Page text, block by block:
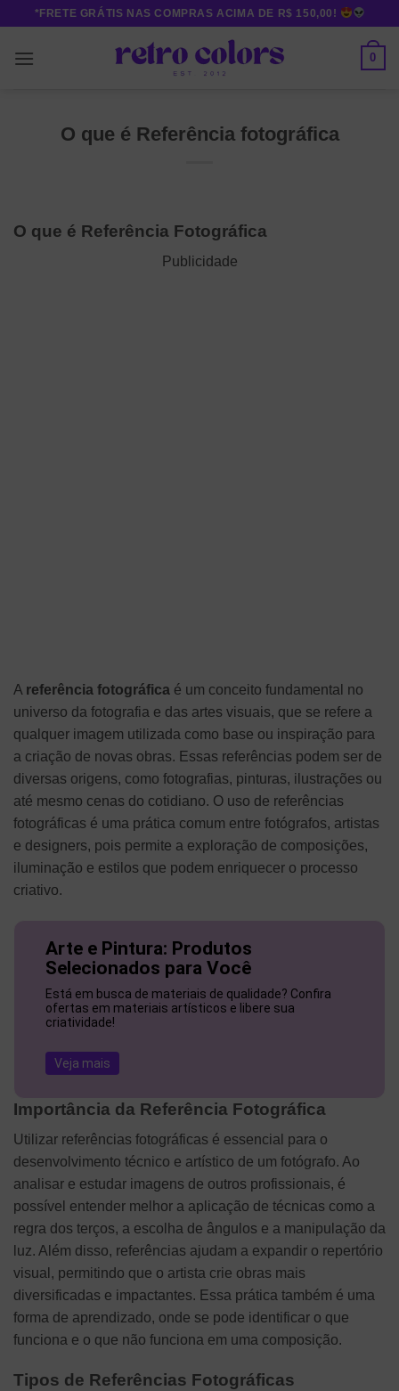
content
*FRETE GRÁTIS NAS COMPRAS ACIMA DE R$ 150,00!
0
O que é Referência fotográfica
O que é Referência Fotográfica
Publicidade
A referência fotográfica é um conceito fundamental no
universo da fotografia e das artes visuais, que se refere a
qualquer imagem utilizada como base ou inspiração para
a criação de novas obras. Essas referências podem ser de
diversas origens, como fotografias, pinturas, ilustrações ou
até mesmo cenas do cotidiano. O uso de referências
fotográficas é uma prática comum entre fotógrafos, artistas
e designers, pois permite a exploração de composições,
iluminação e estilos que podem enriquecer o processo
criativo.
Arte e Pintura: Produtos
Selecionados para Você
Está em busca de materiais de qualidade? Confira
ofertas em materiais artísticos e libere sua
criatividade!
Veja mais
Importância da Referência Fotográfica
Utilizar referências fotográficas é essencial para o
desenvolvimento técnico e artístico de um fotógrafo. Ao
analisar e estudar imagens de outros profissionais, é
possível entender melhor a aplicação de técnicas como a
regra dos terços, a escolha de ângulos e a manipulação da
luz. Além disso, referências ajudam a expandir o repertório
visual, permitindo que o artista crie obras mais
diversificadas e impactantes. Essa prática também é uma
forma de aprendizado, onde se pode identificar o que
funciona e o que não funciona em uma composição.
Tipos de Referências Fotográficas